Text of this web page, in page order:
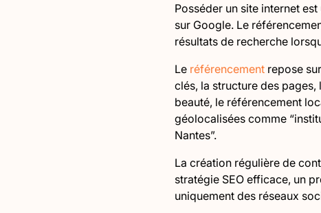
Posséder un site internet
sur Google. Le
résultats de recherche
Le référencement repose
clés, la structure des
beauté, le référencement
géolocalisées comme
Nantes”.
La création régulière de
stratégie SEO efficace, un
uniquement des réseaux